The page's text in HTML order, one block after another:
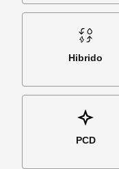
Hibrido
PCD